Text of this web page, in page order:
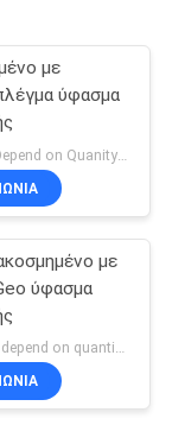
με
ύφασμα
με
ύφασμα
Negotiation depend on quantity MOQ:10yards